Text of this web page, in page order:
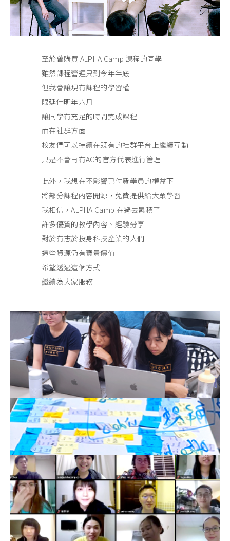
至於曾購買 ALPHA Camp 課程的同學
雖然課程營運只到今年年底
但我會讓現有課程的學習權
限延伸明年六月
讓同學有充足的時間完成課程
而在社群方面
校友們可以持續在既有的社群平台上繼續互動
只是不會再有AC的官方代表進行管理
此外，我想在不影響已付費學員的權益下
將部分課程內容開源，免費提供給大眾學習
我相信，ALPHA Camp 在過去累積了
許多優質的教學內容、經驗分享
對於有志於投身科技產業的人們
這些資源仍有寶貴價值
希望透過這個方式
繼續為大家服務